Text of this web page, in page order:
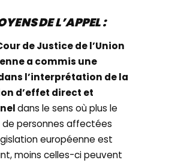
DE L’APPEL :
de Justice de l’Union
a commis une
l’interprétation de la
d’effet direct et
dans le sens où plus le
de personnes affectées
européenne est
moins celles-ci peuvent